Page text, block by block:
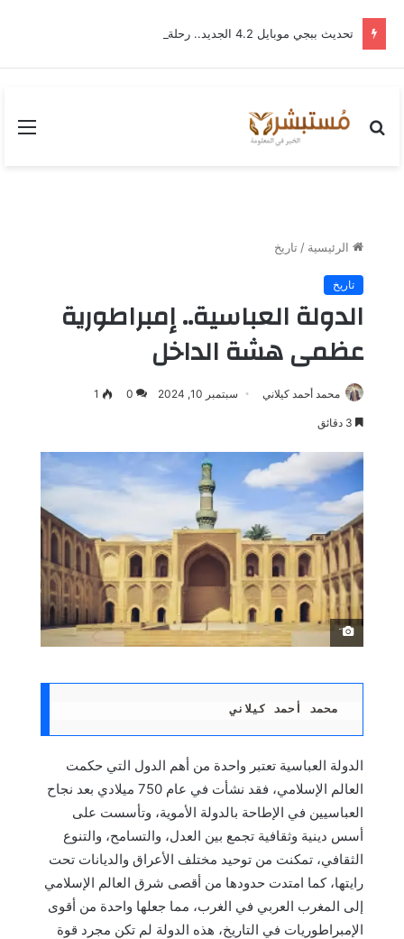
بحث
الرئيسية / تاريخ
تاريخ
الدولة العباسية.. إمبراطورية
عظمى هشة الداخل
محمد أحمد كيلاني سبتمبر 10, 2024 0
1
َ
الدولة العباسية تعتبر واحدة من أهم الدول التي حكمت
العالم الإسلامي، فقد نشأت في عام 750 ميلادي بعد نجاح
العباسيين في الإطاحة بالدولة الأموية، وتأسست على
أسس دينية وثقافية تجمع بين العدل، والتسامح، والتنوع
الثقافي، تمكنت من توحيد مختلف الأعراق والديانات تحت
رايتها، كما امتدت حدودها من أقصى شرق العالم الإسلامي
إلى المغرب العربي في الغرب، مما جعلها واحدة من أقوى
الإمبراطوريات في التاريخ، هذه الدولة لم تكن مجرد قوة